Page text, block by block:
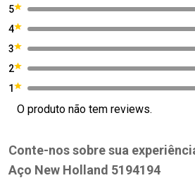
5
4
3
2
1
O produto não tem reviews.
Conte-nos sobre sua
Aço New Holland 5194194